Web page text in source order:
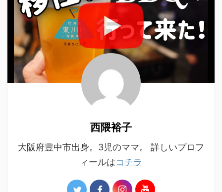
西隈裕子
大阪府豊中市出身。3児のママ。 詳しいプロフ
ィールはコチラ